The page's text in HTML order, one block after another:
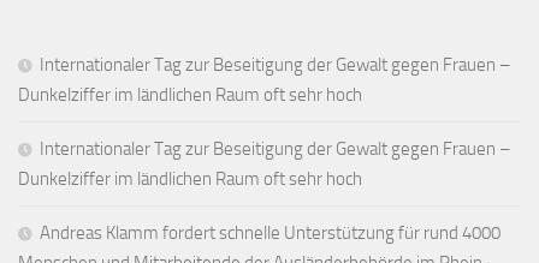
Internationaler Tag zur Beseitigung der Gewalt gegen Frauen –
Dunkelziffer im ländlichen Raum oft sehr hoch
Internationaler Tag zur Beseitigung der Gewalt gegen Frauen –
Dunkelziffer im ländlichen Raum oft sehr hoch
Andreas Klamm fordert schnelle Unterstützung für rund 4000